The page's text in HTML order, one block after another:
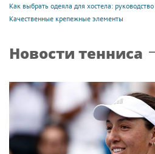
Как выбрать одеяла для хостела:
Качественные крепежные элементы
Новости тенниса